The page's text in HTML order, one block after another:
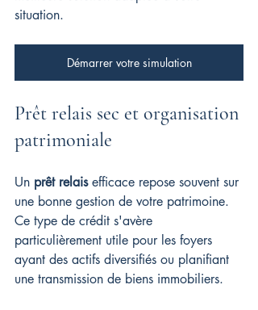
situation.
Démarrer votre simulation
Prêt relais sec et organisation
patrimoniale
Un prêt relais efficace repose souvent sur
une bonne gestion de votre patrimoine.
Ce type de crédit s'avère
particulièrement utile pour les foyers
ayant des actifs diversifiés ou planifiant
une transmission de biens immobiliers.